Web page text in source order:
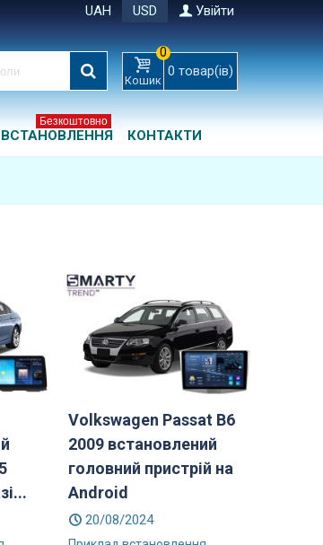
UAH USD Увійти
Кошик
0
0 товар(ів)
ВСТАНОВЛЕННЯ
Безкоштовно
КОНТАКТИ
Volkswagen Passat B6
2009 встановлений
головний пристрій на
Android
20/08/2024